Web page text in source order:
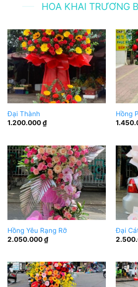
HOA KHAI TRƯƠNG
Đại Thành
1.200.000₫
Hồng
Hồng Yêu Rạng Rỡ
2.050.000₫
Đại